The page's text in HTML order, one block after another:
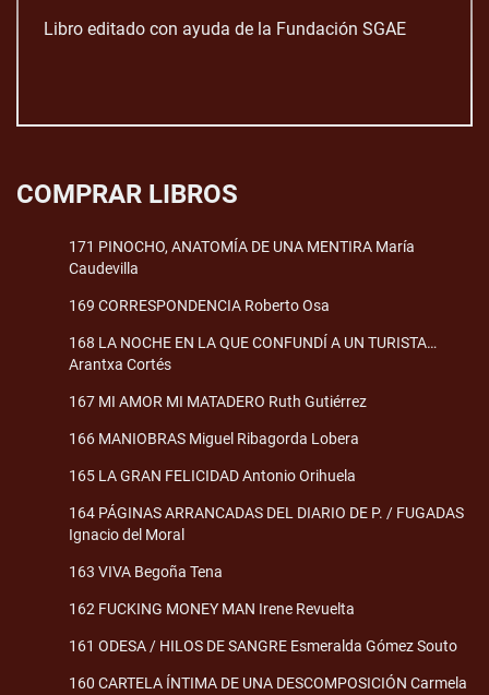
Libro editado con ayuda de la Fundación SGAE
COMPRAR LIBROS
171 PINOCHO, ANATOMÍA DE UNA MENTIRA María
Caudevilla
169 CORRESPONDENCIA Roberto Osa
168 LA NOCHE EN LA QUE CONFUNDÍ A UN TURISTA…
Arantxa Cortés
167 MI AMOR MI MATADERO Ruth Gutiérrez
166 MANIOBRAS Miguel Ribagorda Lobera
165 LA GRAN FELICIDAD Antonio Orihuela
164 PÁGINAS ARRANCADAS DEL DIARIO DE P. / FUGADAS
Ignacio del Moral
163 VIVA Begoña Tena
162 FUCKING MONEY MAN Irene Revuelta
161 ODESA / HILOS DE SANGRE Esmeralda Gómez Souto
160 CARTELA ÍNTIMA DE UNA DESCOMPOSICIÓN Carmela